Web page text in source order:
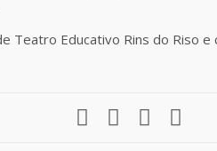
Educativo Rins do Riso